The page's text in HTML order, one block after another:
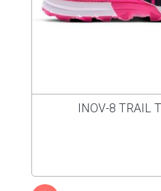
INOV-8 TRAIL